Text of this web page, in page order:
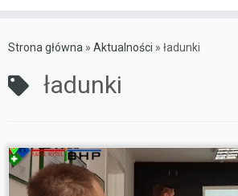
toStrona główna » Aktualności » ładunki
ładunki